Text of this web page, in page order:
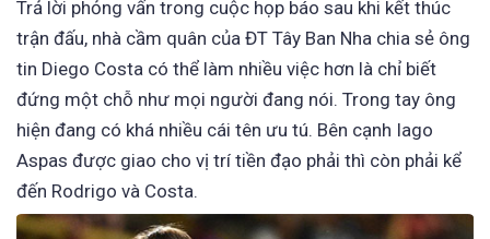
Trả lời phỏng vấn trong cuộc họp báo sau khi kết thúc
trận đấu, nhà cầm quân của ĐT Tây Ban Nha chia sẻ ông
tin Diego Costa có thể làm nhiều việc hơn là chỉ biết
đứng một chỗ như mọi người đang nói. Trong tay ông
hiện đang có khá nhiều cái tên ưu tú. Bên cạnh Iago
Aspas được giao cho vị trí tiền đạo phải thì còn phải kể
đến Rodrigo và Costa.